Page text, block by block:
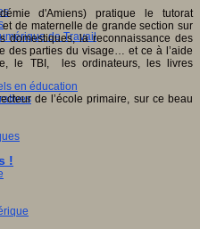
de Travail
en éducation
d'Amiens) pratique le tutorat
de maternelle de grande section sur
domestiques, la reconnaissance des
des parties du visage… et ce à l’aide
le TBI, les ordinateurs, les livres
de l’école primaire, sur ce beau
!